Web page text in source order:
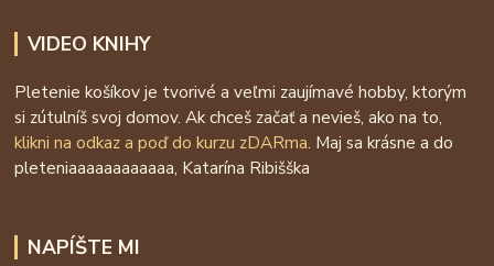
VIDEO KNIHY
Pletenie košíkov je tvorivé a veľmi zaujímavé hobby, ktorým
si zútulníš svoj domov. Ak chceš začať a nevieš, ako na to,
klikni na odkaz a poď do kurzu zDARma. Maj sa krásne a do
pleteniaaaaaaaaaaaa, Katarína Ribišška
NAPÍŠTE MI